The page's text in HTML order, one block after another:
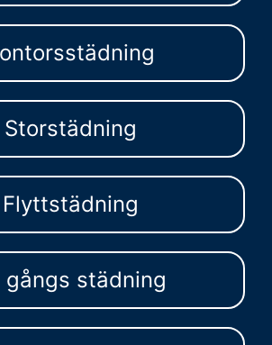
Storstädning
Flyttstädning
gångs städning